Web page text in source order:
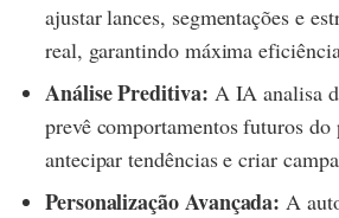
ajustar lances, segmentações e
real, garantindo máxima
Análise Preditiva: A IA analisa
prevê comportamentos futuros
antecipar tendências e criar
Personalização Avançada: A